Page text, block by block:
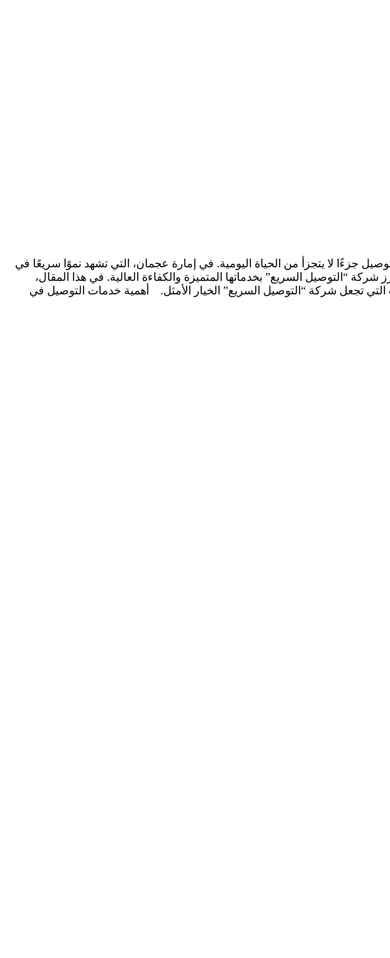
لا يتجزأ من الحياة اليومية. في إمارة عجمان، التي تشهد نموًا سريعًا في
“التوصيل السريع” بخدماتها المتميزة والكفاءة العالية. في هذا المقال،
التي تجعل شركة “التوصيل السريع” الخيار الأمثل. أهمية خدمات التوصيل في